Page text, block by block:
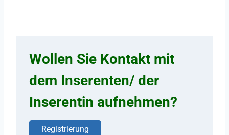
Wollen Sie Kontakt mit
dem Inserenten/ der
Inserentin aufnehmen?
Registrierung